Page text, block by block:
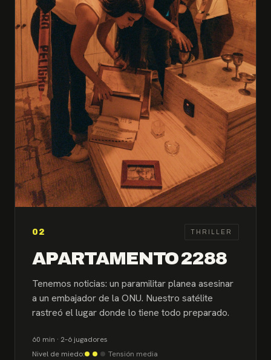
02 THRILLER
APARTAMENTO 2288
Tenemos noticias: un paramilitar planea asesinar
a un embajador de la ONU. Nuestro satélite
rastreó el lugar donde lo tiene todo preparado.
60 min · 2–6 jugadores
Nivel de miedo:
Tensión media